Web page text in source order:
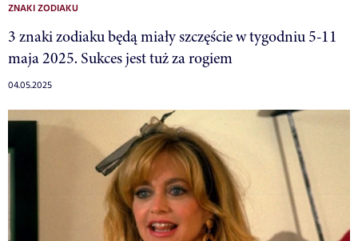
ZNAKI ZODIAKU
3 znaki zodiaku będą miały szczęście w tygodniu 5-11
maja 2025. Sukces jest tuż za rogiem
04.05.2025